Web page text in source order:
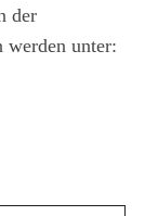
der
werden unter: